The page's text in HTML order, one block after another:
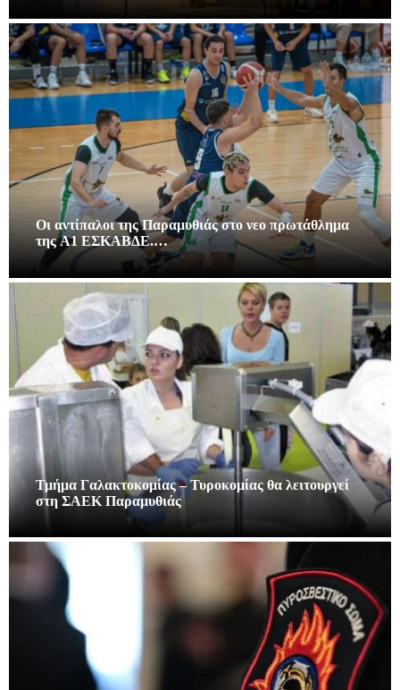
Οι αντίπαλοι της Παραμυθιάς στο νεο πρωτάθλημα
της A1 ΕΣΚΑΒΔΕ.…
Τμήμα Γαλακτοκομίας – Τυροκομίας θα λειτουργεί
στη ΣΑΕΚ Παραμυθιάς